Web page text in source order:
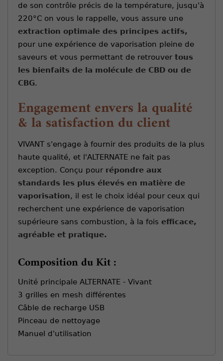
de son contrôle précis de la température, jusqu'à
220°C on vous le rappelle, vous assure une
extraction optimale des principes actifs,
pour une expérience de vaporisation pleine de
saveurs et vous permettant de retrouver tous
les bienfaits de la molécule de CBD ou de
CBG.
Engagement envers la qualité
& la satisfaction du client
VIVANT s'engage à fournir des produits de la plus
haute qualité, et l'ALTERNATE ne fait pas
exception. Conçu pour répondre aux
standards les plus élevés en matière de
vaporisation, il est le choix idéal pour ceux qui
recherchent une expérience de vaporisation
supérieure sans combustion, à la fois efficace,
agréable et pratique.
Composition du Kit :
Unité principale ALTERNATE - Vivant
3 grilles en mesh différentes
Câble de recharge USB
Pinceau de nettoyage
Manuel d'utilisation